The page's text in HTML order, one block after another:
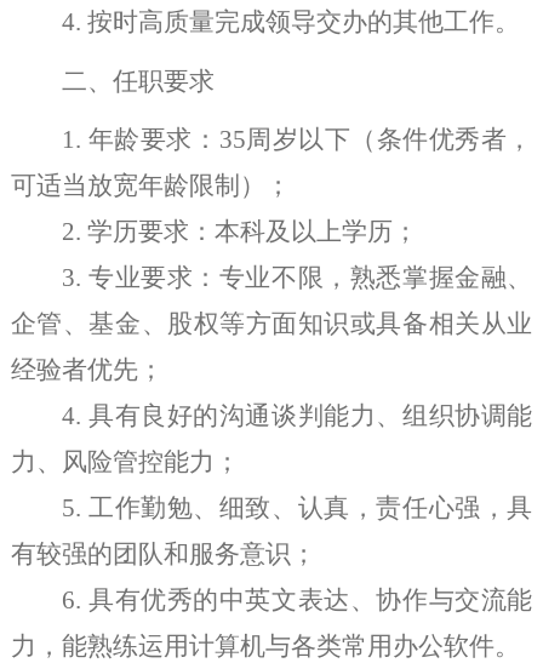
4.按时高质量完成领导交办的其他工作。
二、任职要求
1. 年龄要求： 35周岁以下（条件优秀者，
可适当放宽年龄限制）；
2.学历要求：本科及以上学历；
3. 专业要求：专业不限，熟悉掌握金融、
企管、基金、股权等方面知识或具备相关从业
经验者优先；
4. 具有良好的沟通谈判能力、组织协调能
力、风险管控能力；
5. 工作勤勉、细致、认真，责任心强，具
有较强的团队和服务意识；
6. 具有优秀的中英文表达、协作与交流能
力，能熟练运用计算机与各类常用办公软件。